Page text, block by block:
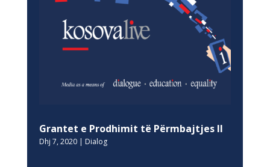
Grantet e Prodhimit të Përmbajtjes II
Dhj 7, 2020| Dialog